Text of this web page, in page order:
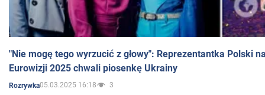
"Nie mogę tego wyrzucić z głowy": Reprezentantka Polski
Eurowizji 2025 chwali piosenkę Ukrainy
Rozrywka05.03.2025 16:18 3